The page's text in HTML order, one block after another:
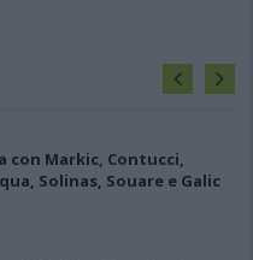
con Markic, Contucci,
Solinas, Souare e Galic